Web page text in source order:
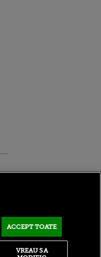
ACCEPT TOATE
VREAU SA